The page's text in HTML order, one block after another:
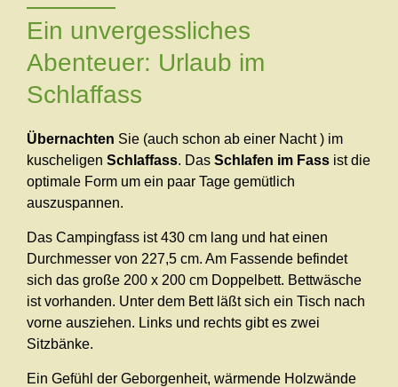
Ein unvergessliches
Abenteuer: Urlaub im
Schlaffass
Übernachten Sie (auch schon ab einer Nacht ) im
kuscheligenSchlaffass. DasSchlafen im Fass ist die
optimale Form um ein paar Tage gemütlich
auszuspannen.
Das Campingfass ist 430 cm lang und hat einen
Durchmesser von 227,5 cm. Am Fassende befindet
sich das große 200 x 200 cm Doppelbett. Bettwäsche
ist vorhanden. Unter dem Bett läßt sich ein Tisch nach
vorne ausziehen. Links und rechts gibt es zwei
Sitzbänke.
Ein Gefühl der Geborgenheit, wärmende Holzwände